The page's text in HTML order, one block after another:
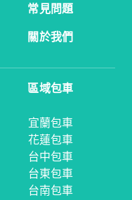
常見問題
關於我們
區域包車
宜蘭包車
花蓮包車
台中包車
台東包車
台南包車